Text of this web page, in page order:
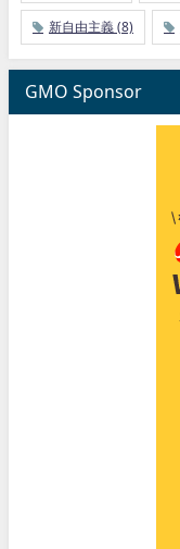
新自由主義(8)
GMO Sponsor